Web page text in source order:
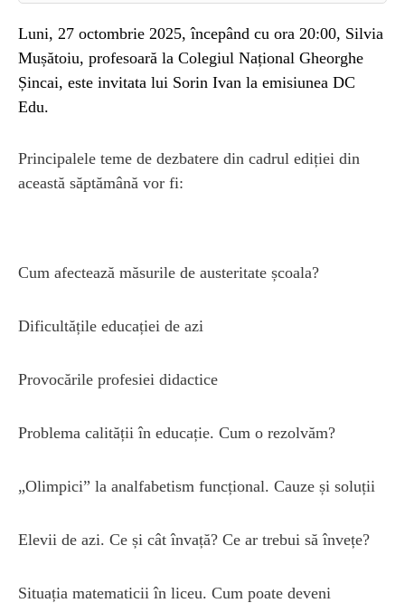
Luni, 27 octombrie 2025, începând cu ora 20:00, Silvia
Mușătoiu, profesoară la Colegiul Național Gheorghe
Șincai, este invitata lui Sorin Ivan la emisiunea DC
Edu.
Principalele teme de dezbatere din cadrul ediției din
această săptămână vor fi:
Cum afectează măsurile de austeritate școala?
Dificultățile educației de azi
Provocările profesiei didactice
Problema calității în educație. Cum o rezolvăm?
„Olimpici” la analfabetism funcțional. Cauze și soluții
Elevii de azi. Ce și cât învață? Ce ar trebui să învețe?
Situația matematicii în liceu. Cum poate deveni